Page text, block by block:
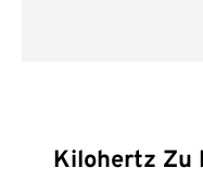
Kilohertz Zu